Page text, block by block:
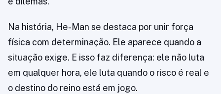
Na história, He-Man se destaca por unir força
física com determinação. Ele aparece quando a
situação exige. E isso faz diferença: ele não luta
em qualquer hora, ele luta quando o risco é real e
o destino do reino está em jogo.